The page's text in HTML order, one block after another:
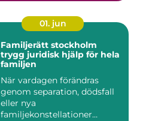
01. jun
Familjerätt stockholm
trygg juridisk hjälp för hela
familjen
När vardagen förändras
genom separation, dödsfall
eller nya
familjekonstellationer